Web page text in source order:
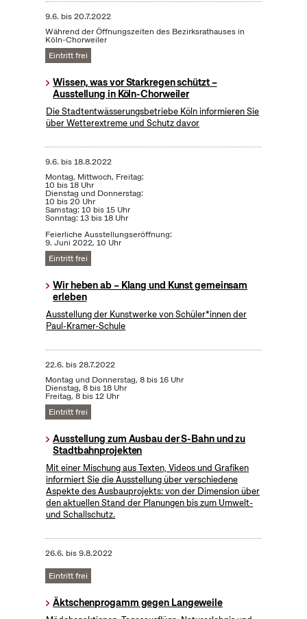
9.6. bis20.7.2022
Während der Öffnungszeiten des Bezirksrathauses in
Köln-Chorweiler
Eintritt frei
Wissen, was vor Starkregen schützt –
Ausstellung in Köln-Chorweiler
Die Stadtentwässerungsbetriebe Köln informieren Sie
über Wetterextreme und Schutz davor
9.6. bis18.8.2022
Montag, Mittwoch, Freitag:
10 bis 18 Uhr
Dienstag und Donnerstag:
10 bis 20 Uhr
Samstag: 10 bis 15 Uhr
Sonntag: 13 bis 18 Uhr
Feierliche Ausstellungseröffnung:
9. Juni 2022, 10 Uhr
Eintritt frei
Wir heben ab – Klang und Kunst gemeinsam
erleben
Ausstellung der Kunstwerke von Schüler*innen der
Paul-Kramer-Schule
22.6. bis28.7.2022
Montag und Donnerstag, 8 bis 16 Uhr
Dienstag, 8 bis 18 Uhr
Freitag, 8 bis 12 Uhr
Eintritt frei
Ausstellung zum Ausbau der S-Bahn und zu
Stadtbahnprojekten
Mit einer Mischung aus Texten, Videos und Grafiken
informiert Sie die Ausstellung über verschiedene
Aspekte des Ausbauprojekts: von der Dimension über
den aktuellen Stand der Planungen bis zum Umwelt-
und Schallschutz.
26.6. bis9.8.2022
Eintritt frei
Äktschenprogamm gegen Langeweile